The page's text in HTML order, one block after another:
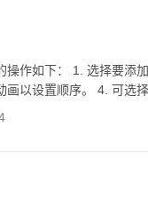
作如下： 1. 选择要添
画以设置顺序。 4. 可选